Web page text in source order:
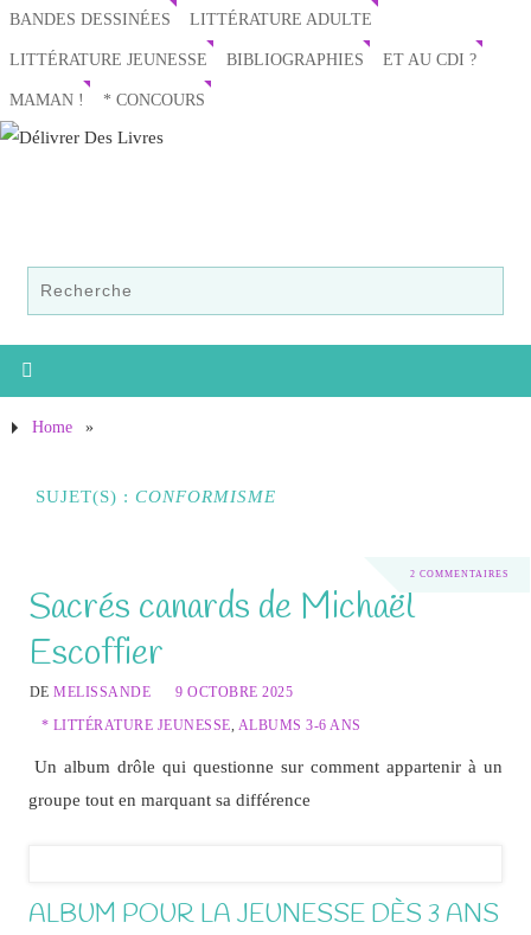
BANDES DESSINÉES LITTÉRATURE ADULTE
LITTÉRATURE JEUNESSE BIBLIOGRAPHIES ET AU CDI ?
MAMAN ! * CONCOURS
Home »
SUJET(S) : CONFORMISME
2 COMMENTAIRES
Sacrés canards de Michaël
Escoffier
DEMELISSANDE
9 OCTOBRE 2025
* LITTÉRATURE JEUNESSE, ALBUMS 3-6 ANS
Un album drôle qui questionne sur comment appartenir à un
groupe tout en marquant sa différence
ALBUM POUR LA JEUNESSE DÈS 3 ANS